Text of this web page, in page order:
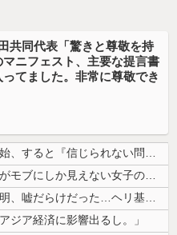
共同代表「驚きと尊敬を持
ニフェスト、主要な提言書
てました。非常に尊敬でき
死去した有名作家の遺作が予約開始、すると『信じられない問い合わせがあっ...
【公開処刑】右３が強すぎて周りがモブにしか見えない女子の集団ｗｗｗｗ ...
【辺野古転覆】同志社国際高の説明、嘘だらけだった…ヘリ基地反対協議会の...
ジア経済に影響出るし。」